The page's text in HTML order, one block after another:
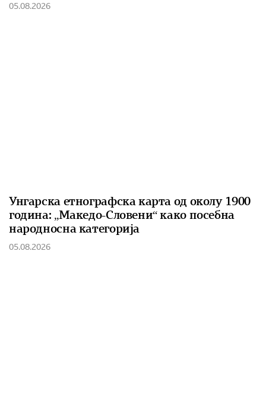
05.08.2026
Унгарска етнографска карта од околу 1900
година: „Македо-Словени“ како посебна
народносна категорија
05.08.2026